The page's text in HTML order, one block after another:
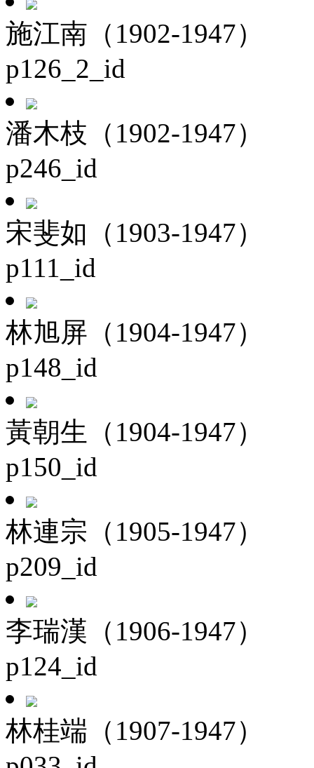
施江南（1902-1947）
p126_2_id
潘木枝（1902-1947）
p246_id
宋斐如（1903-1947）
p111_id
林旭屏（1904-1947）
p148_id
黃朝生（1904-1947）
p150_id
林連宗（1905-1947）
p209_id
李瑞漢（1906-1947）
p124_id
林桂端（1907-1947）